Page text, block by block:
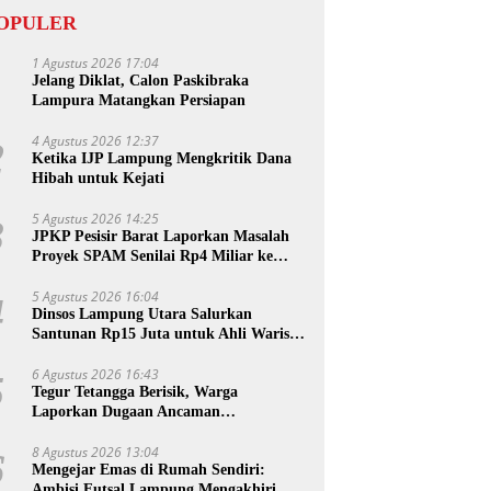
1 Agustus 2026 17:04
Jelang Diklat, Calon Paskibraka
Lampura Matangkan Persiapan
4 Agustus 2026 12:37
Ketika IJP Lampung Mengkritik Dana
Hibah untuk Kejati
5 Agustus 2026 14:25
JPKP Pesisir Barat Laporkan Masalah
Proyek SPAM Senilai Rp4 Miliar ke
5 Agustus 2026 16:04
Dinsos Lampung Utara Salurkan
Santunan Rp15 Juta untuk Ahli Waris
6 Agustus 2026 16:43
Tegur Tetangga Berisik, Warga
Laporkan Dugaan Ancaman
8 Agustus 2026 13:04
Mengejar Emas di Rumah Sendiri: